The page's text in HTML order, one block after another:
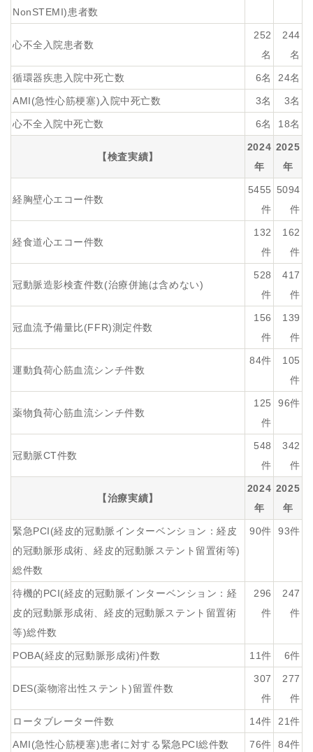
NonSTEMI)患者数
心不全入院患者数
252
名
244
名
循環器疾患入院中死亡数 6名 24名
AMI(急性心筋梗塞)入院中死亡数 3名 3名
心不全入院中死亡数 6名 18名
【検査実績】
2024
年
2025
年
経胸壁心エコー件数
5455
件
5094
件
経食道心エコー件数
132
件
162
件
冠動脈造影検査件数(治療併施は含めない)
528
件
417
件
冠血流予備量比(FFR)測定件数
156
件
139
件
運動負荷心筋血流シンチ件数
84件
105
件
薬物負荷心筋血流シンチ件数
125
件
96件
冠動脈CT件数
548
件
342
件
【治療実績】
2024
年
2025
年
緊急PCI(経皮的冠動脈インターベンション：経皮
的冠動脈形成術、経皮的冠動脈ステント留置術等)
総件数
90件 93件
待機的PCI(経皮的冠動脈インターベンション：経
皮的冠動脈形成術、経皮的冠動脈ステント留置術
等)総件数
296
件
247
件
POBA(経皮的冠動脈形成術)件数 11件 6件
DES(薬物溶出性ステント)留置件数
307
件
277
件
ロータブレーター件数 14件 21件
AMI(急性心筋梗塞)患者に対する緊急PCI総件数 76件 84件